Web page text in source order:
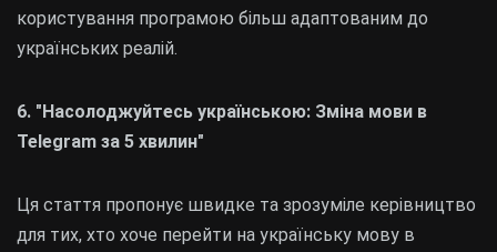
користування програмою більш адаптованим до
українських реалій.
6. "Насолоджуйтесь українською: Зміна мови в
Telegram за 5 хвилин"
Ця стаття пропонує швидке та зрозуміле керівництво
для тих, хто хоче перейти на українську мову в